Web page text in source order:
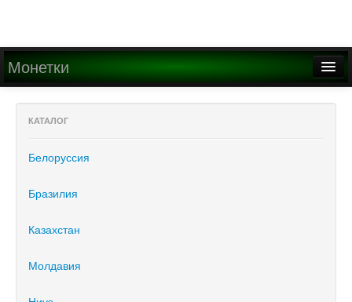
Монетки
О проекте
Медиа
Написать письмо
КАТАЛОГ
Белоруссия
Бразилия
Казахстан
Молдавия